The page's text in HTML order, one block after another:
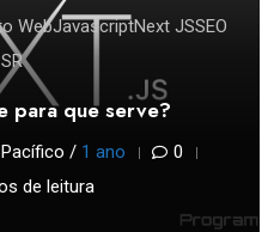
WebJavascriptNext JSSEO
para que serve?
/ 1 ano
0
de leitura